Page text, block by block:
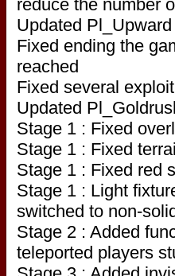
reduce the number
Updated Pl_Upward
Fixed ending the
reached
Fixed several
Updated
Stage 1 : Fixed
Stage 1 : Fixed
Stage 1 : Fixed red
Stage 1 : Light
switched to non-
Stage 2 : Added
teleported players